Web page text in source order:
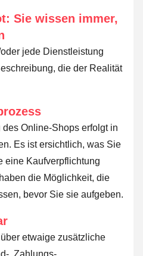
Sie wissen immer,
jede Dienstleistung
die der Realität
Online-Shops erfolgt in
Es ist ersichtlich, was Sie
eine Kaufverpflichtung
die Möglichkeit, die
bevor Sie sie aufgeben.
etwaige zusätzliche